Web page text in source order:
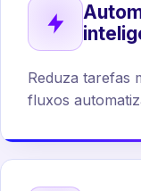
Reduza tarefas
fluxos